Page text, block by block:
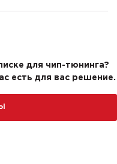
для чип-тюнинга?
есть для вас решение.